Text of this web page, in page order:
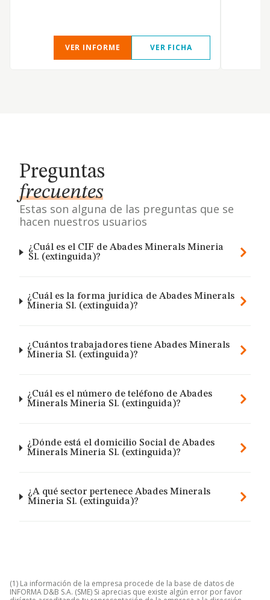
VER INFORME VER FICHA
Preguntas
frecuentes
Estas son alguna de las preguntas que se
hacen nuestros usuarios
¿Cuál es el CIF de Abades Minerals Mineria
Sl. (extinguida)?
¿Cuál es la forma jurídica de Abades Minerals
Mineria Sl. (extinguida)?
¿Cuántos trabajadores tiene Abades Minerals
Mineria Sl. (extinguida)?
¿Cuál es el número de teléfono de Abades
Minerals Mineria Sl. (extinguida)?
¿Dónde está el domicilio Social de Abades
Minerals Mineria Sl. (extinguida)?
¿A qué sector pertenece Abades Minerals
Mineria Sl. (extinguida)?
(1) La información de la empresa procede de la base de datos de
INFORMA D&B S.A. (SME) Si aprecias que existe algún error por favor